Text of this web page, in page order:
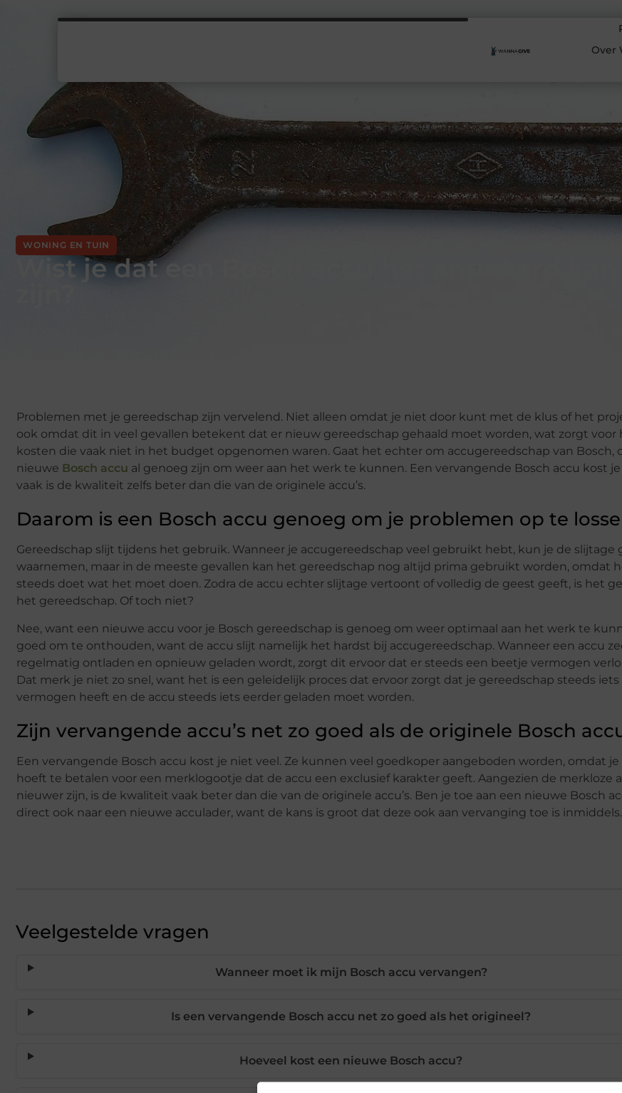
Over
WONING EN TUIN
Wist je dat een Bosch accu het antwoord kan
Problemen met je gereedschap zijn vervelend. Niet alleen omdat je niet door kunt met de klus of het
ook omdat dit in veel gevallen betekent dat er nieuw gereedschap gehaald moet worden, wat zorgt voor
kosten die vaak niet in het budget opgenomen waren. Gaat het echter om accugereedschap van Bosch,
nieuwe Bosch accu al genoeg zijn om weer aan het werk te kunnen. Een vervangende Bosch accu kost
vaak is de kwaliteit zelfs beter dan die van de originele accu’s.
Daarom is een Bosch accu genoeg om je problemen op te
Gereedschap slijt tijdens het gebruik. Wanneer je accugereedschap veel gebruikt hebt, kun je de slijtage
waarnemen, maar in de meeste gevallen kan het gereedschap nog altijd prima gebruikt worden, omdat
steeds doet wat het moet doen. Zodra de accu echter slijtage vertoont of volledig de geest geeft, is het
het gereedschap. Of toch niet?
Nee, want een nieuwe accu voor je Bosch gereedschap is genoeg om weer optimaal aan het werk te
goed om te onthouden, want de accu slijt namelijk het hardst bij accugereedschap. Wanneer een accu
regelmatig ontladen en opnieuw geladen wordt, zorgt dit ervoor dat er steeds een beetje vermogen
Dat merk je niet zo snel, want het is een geleidelijk proces dat ervoor zorgt dat je gereedschap steeds
vermogen heeft en de accu steeds iets eerder geladen moet worden.
Zijn vervangende accu’s net zo goed als de originele Bosch
Een vervangende Bosch accu kost je niet veel. Ze kunnen veel goedkoper aangeboden worden, omdat
hoeft te betalen voor een merklogootje dat de accu een exclusief karakter geeft. Aangezien de merkloze
nieuwer zijn, is de kwaliteit vaak beter dan die van de originele accu’s. Ben je toe aan een nieuwe Bosch
direct ook naar een nieuwe acculader, want de kans is groot dat deze ook aan vervanging toe is inmiddels.
Veelgestelde vragen
Wanneer moet ik mijn Bosch accu vervangen?
Is een vervangende Bosch accu net zo goed als het origineel?
Hoeveel kost een nieuwe Bosch accu?